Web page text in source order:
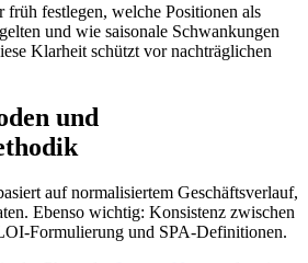
früh festlegen, welche Positionen als
und wie saisonale Schwankungen
Klarheit schützt vor nachträglichen
und
auf normalisiertem Geschäftsverlauf,
Ebenso wichtig: Konsistenz zwischen
Formulierung und SPA-Definitionen.